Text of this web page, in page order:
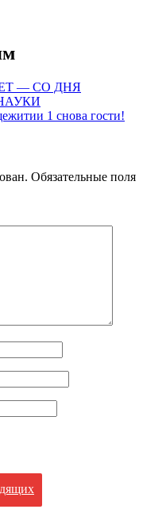
— СО ДНЯ
1 снова гости!
Обязательные поля